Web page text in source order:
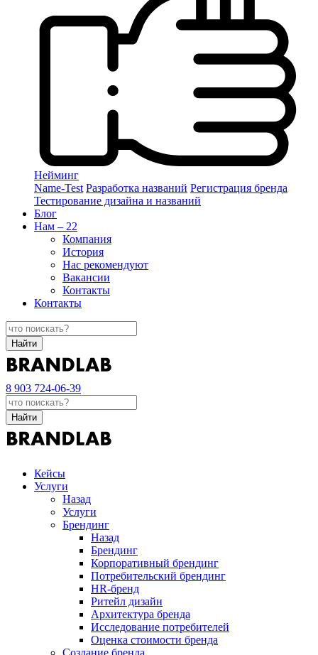
Нейминг
Name-Test Разработка названий Регистрация бренда
Тестирование дизайна и названий
Блог
Нам – 22
Компания
История
Нас рекомендуют
Вакансии
Контакты
Контакты
Найти
8 903 724-06-39
Найти
Кейсы
Услуги
Назад
Услуги
Брендинг
Назад
Брендинг
Корпоративный брендинг
Потребительский брендинг
НR-бренд
Ритейл дизайн
Архитектура бренда
Исследование потребителей
Оценка стоимости бренда